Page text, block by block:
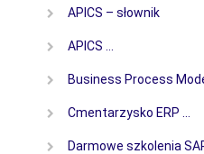
APICS – słownik
APICS …
Business Process
Cmentarzysko ERP …
Darmowe szkolenia